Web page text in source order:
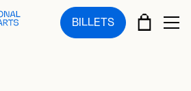
BILLETS PANIER